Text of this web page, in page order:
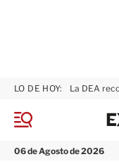
M
n
06 de Agosto de 2026
LO DE HOY: La DEA